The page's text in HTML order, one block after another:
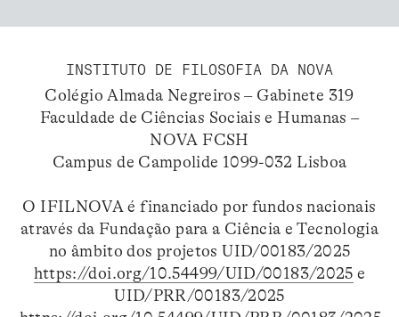
INSTITUTO DE FILOSOFIA DA NOVA
Colégio Almada Negreiros – Gabinete 319
Faculdade de Ciências Sociais e Humanas –
NOVA FCSH
Campus de Campolide 1099-032 Lisboa
O IFILNOVA é financiado por fundos nacionais
através da Fundação para a Ciência e Tecnologia
no âmbito dos projetos UID/00183/2025
https://doi.org/10.54499/UID/00183/2025 e
UID/PRR/00183/2025